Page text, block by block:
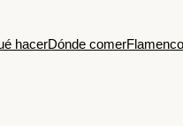
hacerDónde comerFlamenco